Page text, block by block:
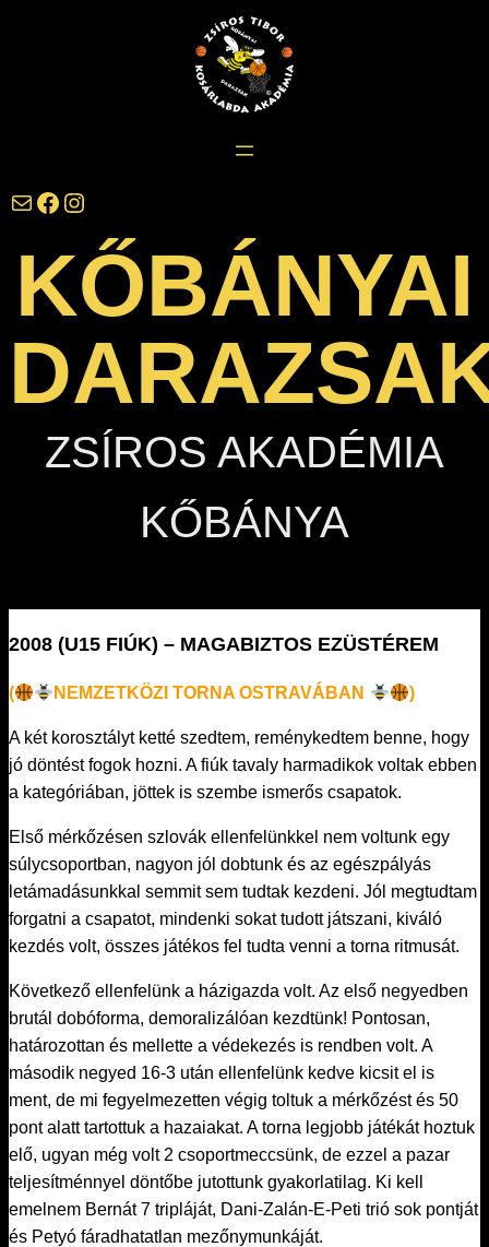
darazsak@darazsak.hu @kobanyaidarazsak @darazsak
KŐBÁNYAI
ZSÍROS AKADÉMIA
KŐBÁNYA
2008 (U15 FIÚK) – MAGABIZTOS EZÜSTÉREM
( NEMZETKÖZI TORNA OSTRAVÁBAN )
A két korosztályt ketté szedtem, reménykedtem benne, hogy
jó döntést fogok hozni. A fiúk tavaly harmadikok voltak ebben
a kategóriában, jöttek is szembe ismerős csapatok.
Első mérkőzésen szlovák ellenfelünkkel nem voltunk egy
súlycsoportban, nagyon jól dobtunk és az egészpályás
letámadásunkkal semmit sem tudtak kezdeni. Jól megtudtam
forgatni a csapatot, mindenki sokat tudott játszani, kiváló
kezdés volt, összes játékos fel tudta venni a torna ritmusát.
Következő ellenfelünk a házigazda volt. Az első negyedben
brutál dobóforma, demoralizálóan kezdtünk! Pontosan,
határozottan és mellette a védekezés is rendben volt. A
második negyed 16-3 után ellenfelünk kedve kicsit el is
ment, de mi fegyelmezetten végig toltuk a mérkőzést és 50
pont alatt tartottuk a hazaiakat. A torna legjobb játékát hoztuk
elő, ugyan még volt 2 csoportmeccsünk, de ezzel a pazar
teljesítménnyel döntőbe jutottunk gyakorlatilag. Ki kell
emelnem Bernát 7 tripláját, Dani-Zalán-E-Peti trió sok pontját
és Petyó fáradhatatlan mezőnymunkáját.